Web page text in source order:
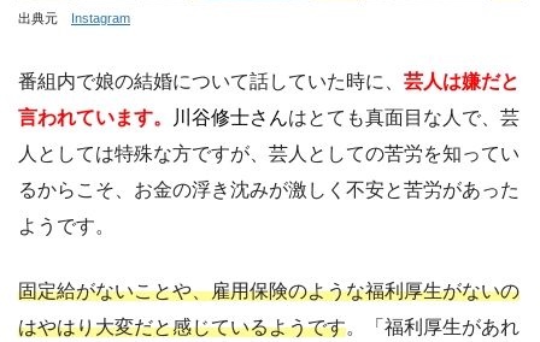
出典元 Instagram
番組内で娘の結婚について話していた時に、 芸人は嫌だと
言われています。
川谷修士さんはとても真面目な人で、芸
人としては特殊な方ですが、芸人としての苦労を知ってい
るからこそ、お金の浮き沈みが激しく不安と苦労があった
ようです。
固定給がないことや、雇用保険のような福利厚生がないの
はやはり大変だと感じているようです。「福利厚生があれ